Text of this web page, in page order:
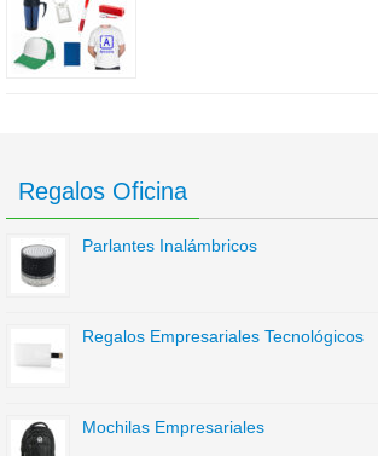
Regalos Oficina
Parlantes Inalámbricos
Regalos Empresariales Tecnológicos
Mochilas Empresariales